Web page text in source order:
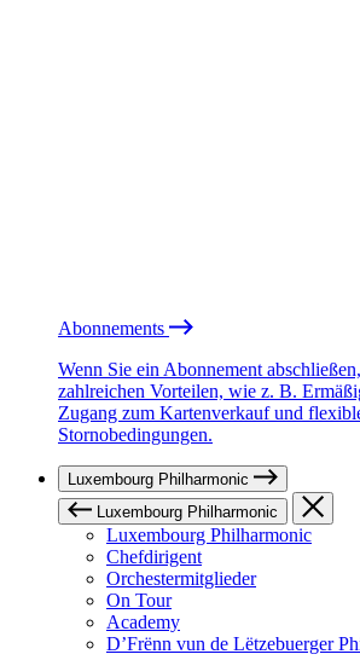
Abonnements
Wenn Sie ein Abonnement
zahlreichen Vorteilen, wie z. B.
Zugang zum Kartenverkauf und
Stornobedingungen.
Luxembourg Philharmonic
Luxembourg Philharmonic
Luxembourg Philharmonic
Chefdirigent
Orchestermitglieder
On Tour
Academy
D’Frënn vun de Lëtzebuerger